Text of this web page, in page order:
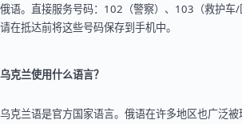
俄语。直接服务号码：102（警察）、103（救护车/
请在抵达前将这些号码保存到手机中。
乌克兰使用什么语言？
乌克兰语是官方国家语言。俄语在许多地区也广泛